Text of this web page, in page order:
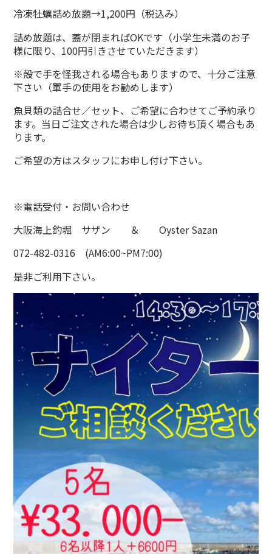
冷凍牡蠣詰め放題→1,200円（税込み）
詰め放題は、蓋が閉まればOKです（小学生未満のお子
様に限り、100円引きさせていただきます）
※殻で手を怪我される場合もありますので、十分ご注意
下さい（軍手の使用をお勧めします）
魚貝類の詰合せ／セット、ご希望に合わせてご予約承り
ます。当日ご注文された場合は少しお待ち頂く場合もあ
ります。
ご希望の方はスタッフにお申し付け下さい。
※電話受付・お問い合わせ
大阪海上釣堀 サザン ＆ Oyster Sazan
072-482-0316 (AM6:00~PM7:00)
是非ご利用下さい。